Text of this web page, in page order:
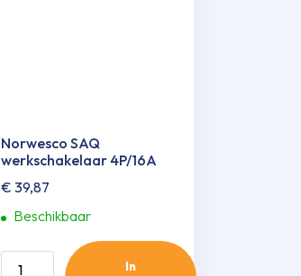
Norwesco SAQ
werkscha­kelaar 4P/16A
€ 39,87
Beschikbaar
Norwesco
In